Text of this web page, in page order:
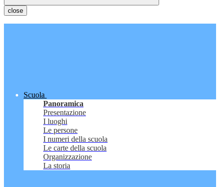
close
Scuola
Panoramica
Presentazione
I luoghi
Le persone
I numeri della scuola
Le carte della scuola
Organizzazione
La storia